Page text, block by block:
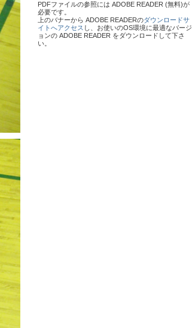
PDFファイルの参照には ADOBE READER (無料)が
必要です。
上のバナーから ADOBE READERのダウンロードサ
イトへアクセス し、お使いのOS環境に最適なバージ
ョンの ADOBE READER をダウンロードして下さ
い。